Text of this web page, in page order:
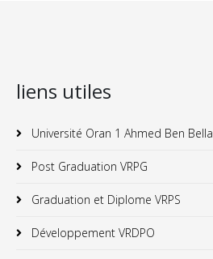
liens utiles
Université Oran 1 Ahmed Ben Bella
Post Graduation VRPG
Graduation et Diplome VRPS
Développement VRDPO